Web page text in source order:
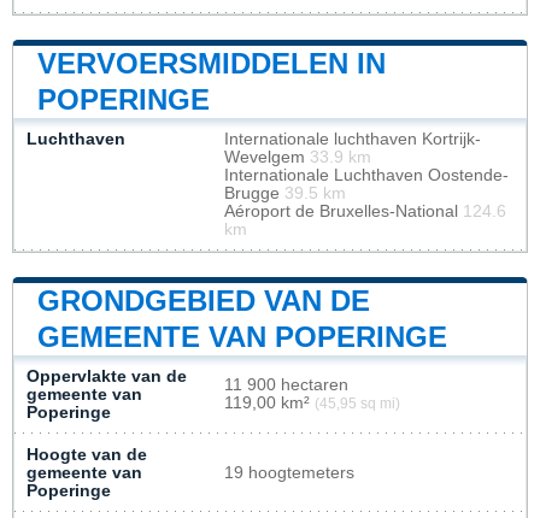
VERVOERSMIDDELEN IN
POPERINGE
Luchthaven
Internationale luchthaven Kortrijk-
Wevelgem 33.9 km
Internationale Luchthaven Oostende-
Brugge 39.5 km
Aéroport de Bruxelles-National 124.6
km
GRONDGEBIED VAN DE
GEMEENTE VAN POPERINGE
Oppervlakte van de
gemeente van
Poperinge
11 900 hectaren
119,00 km² (45,95 sq mi)
Hoogte van de
gemeente van
Poperinge
19 hoogtemeters